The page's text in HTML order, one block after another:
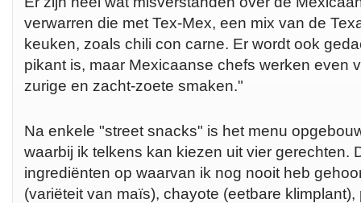
verwarren die met Tex-Mex, een mix van de
keuken, zoals chili con carne. Er wordt ook
pikant is, maar Mexicaanse chefs werken even
zurige en zacht-zoete smaken."
Na enkele "street snacks" is het menu
waarbij ik telkens kan kiezen uit vier gerechten.
ingrediënten op waarvan ik nog nooit heb
(variëteit van maïs), chayote (eetbare klimplant),